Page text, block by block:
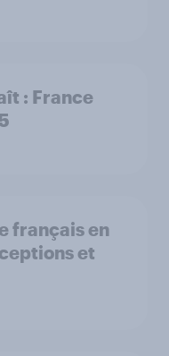
: France
français en
et